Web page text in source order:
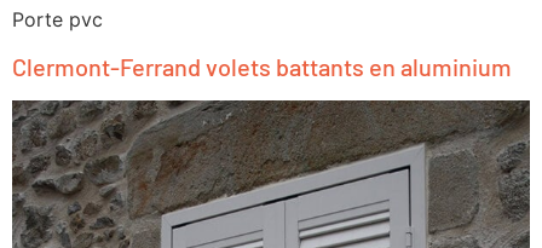
Porte pvc
Clermont-Ferrand volets battants en aluminium